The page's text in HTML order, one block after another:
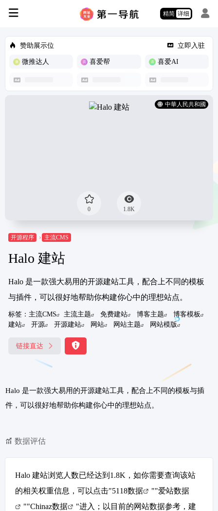
精简 详细
赞助展示位 立即入驻
微推达人 喜爱帮 喜爱AI
中華人民共和國
0 1.8K
开源程序 主流CMS
Halo 建站
Halo 是一款强大易用的开源建站工具，配合上不同的模板
与插件，可以很好地帮助你构建你心中的理想站点。
标签： 主流CMS 主流主题 免费建站 博客主题
博客模板
建站
开源 开源建站 网站 网站主题 网站模版
链接直达
Halo 是一款强大易用的开源建站工具，配合上不同的模板与插
件，可以很好地帮助你构建你心中的理想站点。
数据评估
Halo 建站浏览人数已经达到1.8K，如你需要查询该站
的相关权重信息，可以点击"5118数据 ""爱站数据
""Chinaz数据
"进入；以目前的网站数据参考，建